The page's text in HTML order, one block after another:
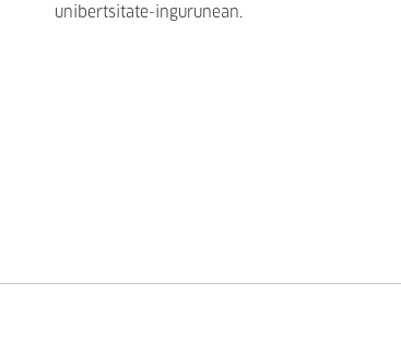
unibertsitate-ingurunean.